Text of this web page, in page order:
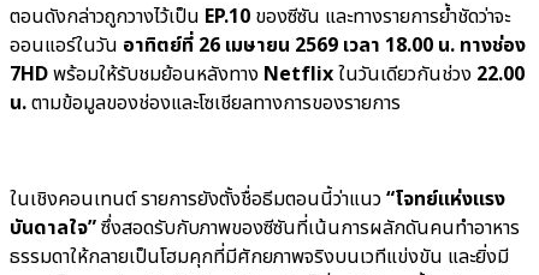
ตอนดังกล่าวถูกวางไว้เป็น EP.10 ของซีซัน และทางรายการย้ำชัดว่าจะ
ออนแอร์ในวัน อาทิตย์ที่ 26 เมษายน 2569 เวลา 18.00 น. ทางช่อง
7HDพร้อมให้รับชมย้อนหลังทาง Netflixในวันเดียวกันช่วง 22.00
น.ตามข้อมูลของช่องและโซเชียลทางการของรายการ
ในเชิงคอนเทนต์ รายการยังตั้งชื่อธีมตอนนี้ว่าแนว“โจทย์แห่งแรง
บันดาลใจ”ซึ่งสอดรับกับภาพของซีซันที่เน้นการผลักดันคนทำอาหาร
ธรรมดาให้กลายเป็นโฮมคุกที่มีศักยภาพจริงบนเวทีแข่งขัน และยิ่งมี